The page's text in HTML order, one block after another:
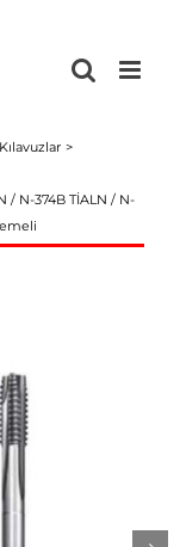
Kılavuzlar
/ N-374B TİALN / N-